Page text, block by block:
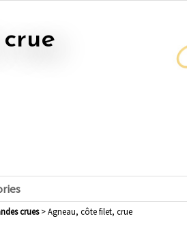
crues> Agneau, côte filet, crue